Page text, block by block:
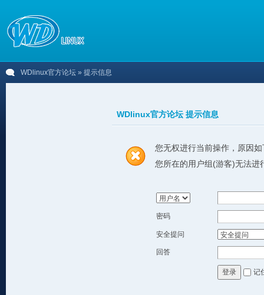
WDlinux官方论坛 » 提示信息
WDlinux官方论坛 提示信息
您无权进行当前操作，原因如
您所在的用户组(游客)无法进
密码
安全提问
回答
登录 记